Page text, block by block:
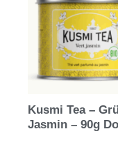
Kusmi Tea –
Jasmin – 90g